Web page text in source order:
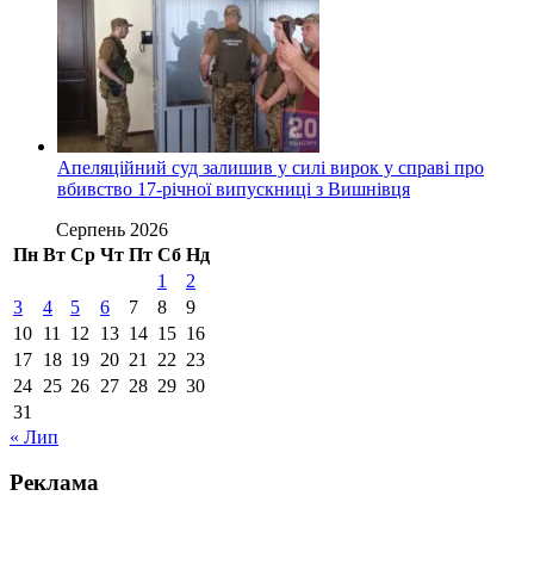
Апеляційний суд залишив у силі вирок у справі про
вбивство 17-річної випускниці з Вишнівця
Серпень 2026
Пн Вт Ср Чт Пт Сб Нд
1
2
3
4 5 6 7 8
9
10 11 12 13 14 15 16
17 18 19 20 21 22 23
24 25 26 27 28 29 30
31
« Лип
Реклама